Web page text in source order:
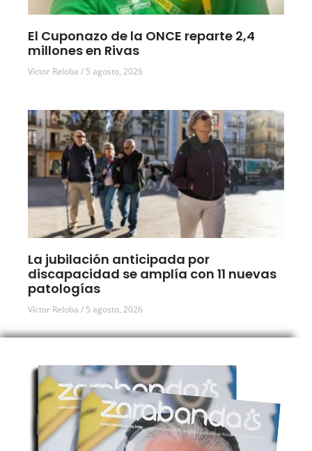
El Cuponazo de la ONCE reparte 2,4
millones en Rivas
Víctor Reloba 5 agosto, 2026
La jubilación anticipada por
discapacidad se amplía con 11 nuevas
patologías
Víctor Reloba 5 agosto, 2026